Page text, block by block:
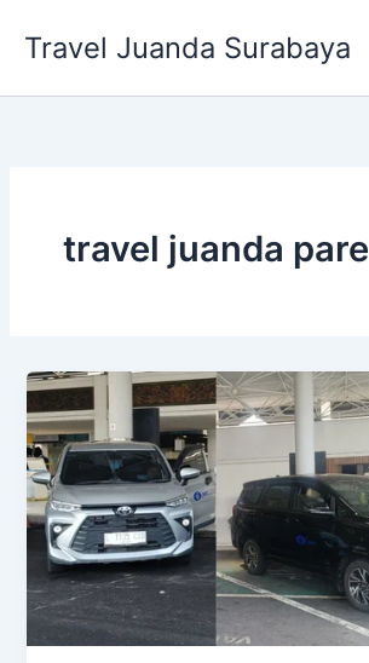
Travel Juanda Surabaya
travel juanda pare